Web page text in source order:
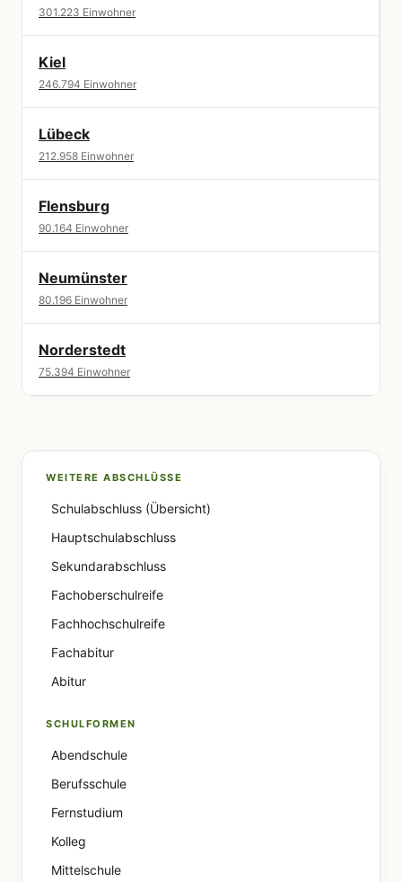
301.223 Einwohner
Kiel
246.794 Einwohner
Lübeck
212.958 Einwohner
Flensburg
90.164 Einwohner
Neumünster
80.196 Einwohner
Norderstedt
75.394 Einwohner
WEITERE ABSCHLÜSSE
Schulabschluss (Übersicht)
Hauptschulabschluss
Sekundarabschluss
Fachoberschulreife
Fachhochschulreife
Fachabitur
Abitur
SCHULFORMEN
Abendschule
Berufsschule
Fernstudium
Kolleg
Mittelschule